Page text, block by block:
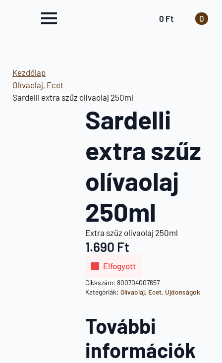
0 Ft 0
Kezdőlap
Olívaolaj, Ecet
Sardelli extra szűz olívaolaj 250ml
Sardelli
extra szűz
olívaolaj
250ml
Extra szűz olívaolaj 250ml
1.690 Ft
Elfogyott
Cikkszám: 800704007657
Kategóriák: Olívaolaj, Ecet, Újdonságok
További
információk